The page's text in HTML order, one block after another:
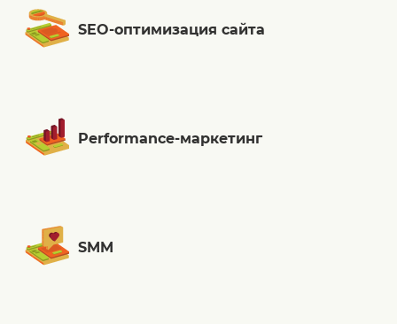
SEO-оптимизация сайта
Performance-маркетинг
SMM